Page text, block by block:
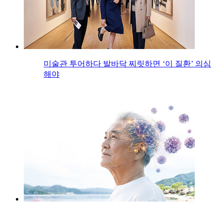
미술관 투어하다 발바닥 찌릿하면 ‘이 질환’ 의심
해야